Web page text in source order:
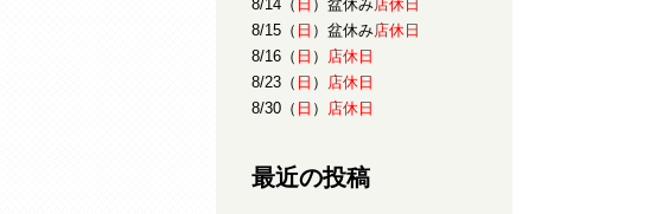
8/14（ 日 ）盆休み店休日
8/15（ 日 ）盆休み店休日
8/16（ 日 ） 店休日
8/23（ 日 ） 店休日
8/30（ 日 ） 店休日
最近の投稿